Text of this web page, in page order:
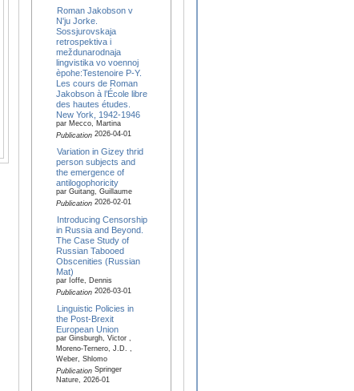
Roman Jakobson v
N'ju Jorke.
Sossjurovskaja
retrospektiva i
meždunarodnaja
lingvistika vo voennoj
èpohe:Testenoire P-Y.
Les cours de Roman
Jakobson à l’École libre
des hautes études.
New York, 1942-1946
par Mecco, Martina
Publication2026-04-01
Variation in Gizey thrid
person subjects and
the emergence of
antilogophoricity
par Guitang, Guillaume
Publication2026-02-01
Introducing Censorship
in Russia and Beyond.
The Case Study of
Russian Tabooed
Obscenities (Russian
Mat)
par Ioffe, Dennis
Publication2026-03-01
Linguistic Policies in
the Post-Brexit
European Union
par Ginsburgh, Victor ,
Moreno-Ternero, J.D. ,
Weber, Shlomo
PublicationSpringer
Nature, 2026-01